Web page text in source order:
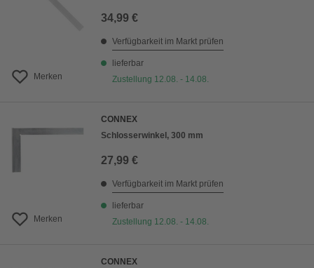
Merken
34,99 €
Verfügbarkeit im Markt prüfen
lieferbar
Zustellung 12.08. - 14.08.
Merken
CONNEX
Schlosserwinkel, 300 mm
27,99 €
Verfügbarkeit im Markt prüfen
lieferbar
Zustellung 12.08. - 14.08.
CONNEX